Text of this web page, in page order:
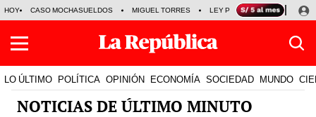
HOY CASO MOCHASUELDOS MIGUEL TORRES LEY PULPÍN PRECIO DEL
LO ÚLTIMO POLÍTICA OPINIÓN ECONOMÍA SOCIEDAD MUNDO
NOTICIAS DE ÚLTIMO MINUTO